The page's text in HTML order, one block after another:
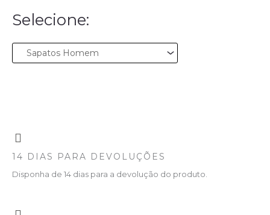
Selecione:
14 DIAS PARA DEVOLUÇÕES
Disponha de 14 dias para a devolução do produto.